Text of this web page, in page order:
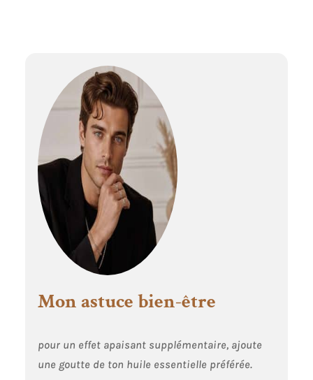
Mon astuce bien-être
pour un effet apaisant supplémentaire, ajoute
une goutte de ton huile essentielle préférée.